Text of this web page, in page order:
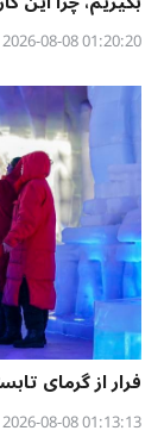
01:20:20 2026-08-08
فرار از گرمای
01:13:13 2026-08-08